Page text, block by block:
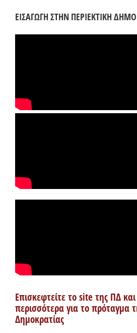
ΕΙΣΑΓΩΓΗ ΣΤΗΝ ΠΕΡΙΕΚΤΙΚΗ
Επισκεφτείτε το site της ΠΔ
περισσότερα για το πρόταγμα
Δημοκρατίας